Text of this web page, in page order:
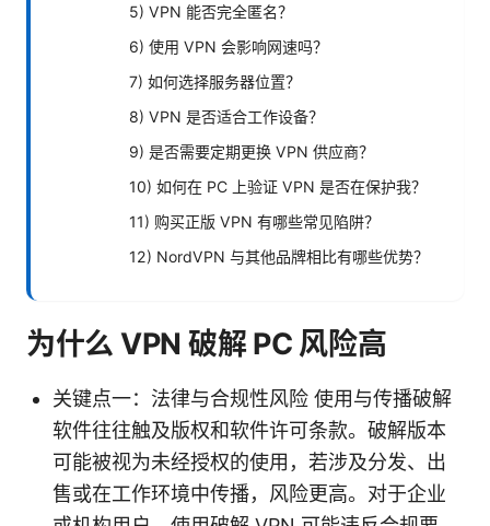
5) VPN 能否完全匿名？
6) 使用 VPN 会影响网速吗？
7) 如何选择服务器位置？
8) VPN 是否适合工作设备？
9) 是否需要定期更换 VPN 供应商？
10) 如何在 PC 上验证 VPN 是否在保护我？
11) 购买正版 VPN 有哪些常见陷阱？
12) NordVPN 与其他品牌相比有哪些优势？
为什么 VPN 破解 PC 风险高
关键点一：法律与合规性风险 使用与传播破解
软件往往触及版权和软件许可条款。破解版本
可能被视为未经授权的使用，若涉及分发、出
售或在工作环境中传播，风险更高。对于企业